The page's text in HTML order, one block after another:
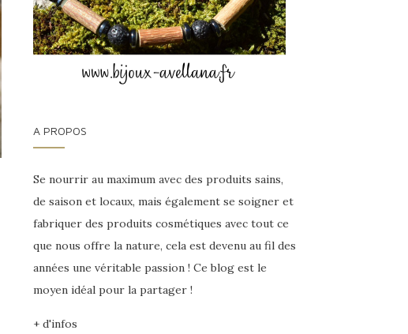
A PROPOS
Se nourrir au maximum avec des produits sains,
de saison et locaux, mais également se soigner et
fabriquer des produits cosmétiques avec tout ce
que nous offre la nature, cela est devenu au fil des
années une véritable passion ! Ce blog est le
moyen idéal pour la partager !
+ d'infos